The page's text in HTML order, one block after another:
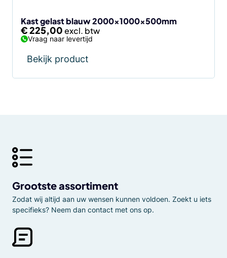
Kast gelast blauw 2000x1000x500mm
€225,00
Vraag naar levertijd
Bekijk product
Grootste assortiment
Zodat wij altijd aan uw wensen kunnen voldoen. Zoekt u iets
specifieks? Neem dan contact met ons op.